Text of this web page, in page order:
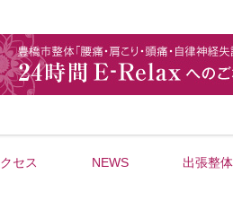
セス NEWS 出張整体